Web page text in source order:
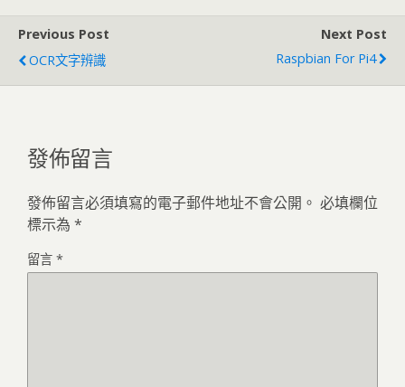
Previous Post
OCR文字辨識
Next Post
Raspbian For Pi4
發佈留言
發佈留言必須填寫的電子郵件地址不會公開。 必填欄位
標示為 *
留言 *